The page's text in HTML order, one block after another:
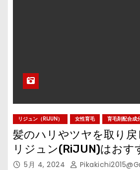
リジュン（RIJUN） 女性育毛 育毛剤配合成
髪のハリやツヤを取り戻
リジュン(RiJUN)はおす
5月 4, 2024